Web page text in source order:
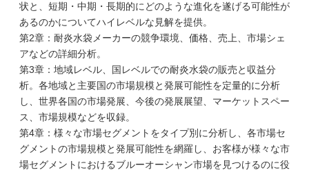
状と、短期・中期・長期的にどのような進化を遂げる可能性が
あるのかについてハイレベルな見解を提供。
第2章：耐炎水袋メーカーの競争環境、価格、売上、市場シェ
アなどの詳細分析。
第3章：地域レベル、国レベルでの耐炎水袋の販売と収益分
析。各地域と主要国の市場規模と発展可能性を定量的に分析
し、世界各国の市場発展、今後の発展展望、マーケットスペー
ス、市場規模などを収録。
第4章：様々な市場セグメントをタイプ別に分析し、各市場セ
グメントの市場規模と発展可能性を網羅し、お客様が様々な市
場セグメントにおけるブルーオーシャン市場を見つけるのに役